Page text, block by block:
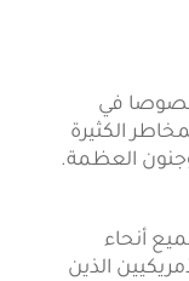
خصوصا في
الكثيرة
العظمة.
أنحاء
الأمريكيين الذين